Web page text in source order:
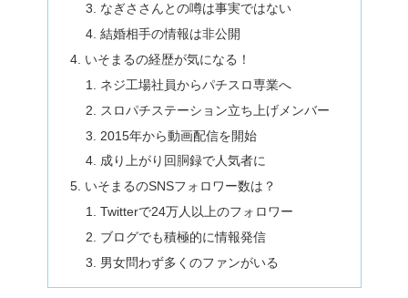
なぎささんとの噂は事実ではない
結婚相手の情報は非公開
いそまるの経歴が気になる！
ネジ工場社員からパチスロ専業へ
スロパチステーション立ち上げメンバー
2015年から動画配信を開始
成り上がり回胴録で人気者に
いそまるのSNSフォロワー数は？
Twitterで24万人以上のフォロワー
ブログでも積極的に情報発信
男女問わず多くのファンがいる